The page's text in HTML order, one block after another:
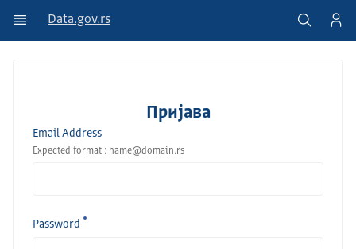
Data.gov.rs
Пријава
Email Address
Expected format : name@domain.rs
Password